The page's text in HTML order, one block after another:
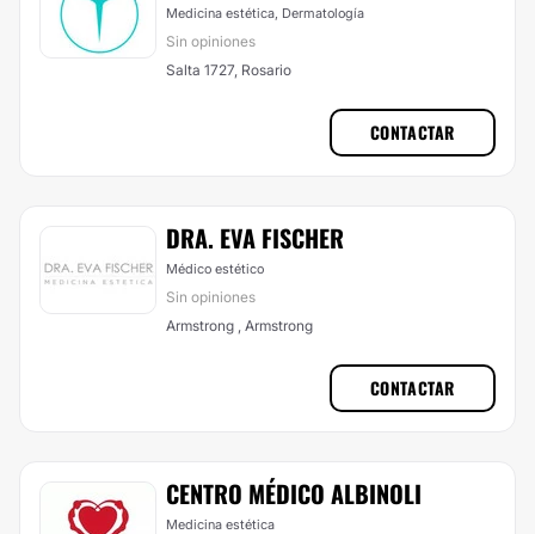
Medicina estética, Dermatología
Sin opiniones
Salta 1727, Rosario
CONTACTAR
DRA. EVA FISCHER
Médico estético
Sin opiniones
Armstrong , Armstrong
CONTACTAR
CENTRO MÉDICO ALBINOLI
Medicina estética